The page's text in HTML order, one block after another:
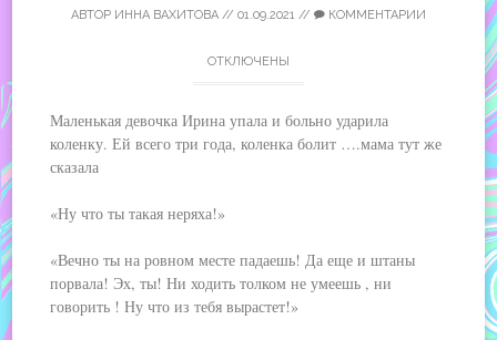
АВТОР ИННА ВАХИТОВА // 01.09.2021 // КОММЕНТАРИИ
ОТКЛЮЧЕНЫ
Маленькая девочка Ирина упала и больно ударила
коленку. Ей всего три года, коленка болит ….мама тут же
сказала
«Ну что ты такая неряха!»
«Вечно ты на ровном месте падаешь! Да еще и штаны
порвала! Эх, ты! Ни ходить толком не умеешь , ни
говорить ! Ну что из тебя вырастет!»